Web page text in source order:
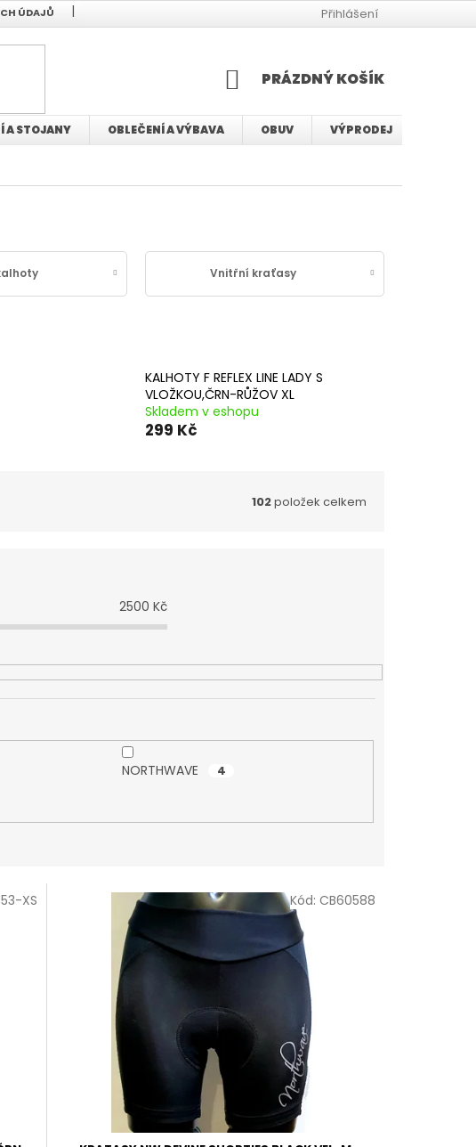
ÚDAJŮ JAK VYBRAT VELIKOST KOLA
Přihlášení
NÁKUPNÍ
PRÁZDNÝ KOŠÍK
A STOJANY OBLEČENÍ A VÝBAVA OBUV VÝPRODEJ
Vnitřní kraťasy
KALHOTY F REFLEX LINE LADY S
VLOŽKOU,ČRN-RŮŽOV XL
Skladem v eshopu
299 Kč
102položek celkem
2500 Kč
NORTHWAVE 4
XS Kód: CB60588